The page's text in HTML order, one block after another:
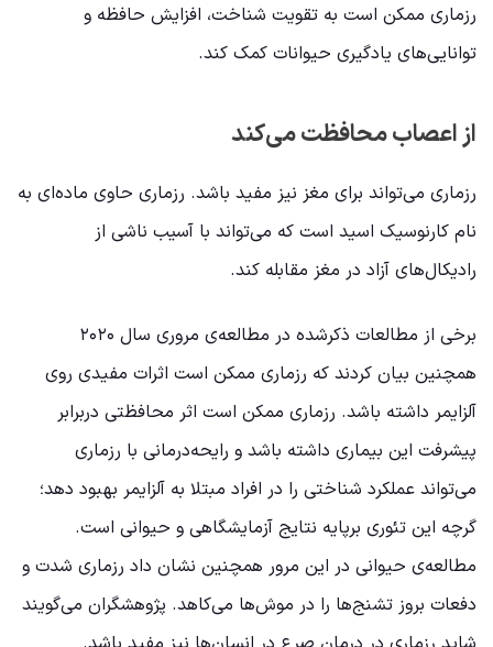
رزماری ممکن است به تقویت شناخت، افزایش حافظه و
توانایی‌های یادگیری حیوانات کمک کند.
از اعصاب محافظت می‌کند
رزماری می‌تواند برای مغز نیز مفید باشد. رزماری حاوی ماده‌ای به
نام کارنوسیک اسید است که می‌تواند با آسیب ناشی از
رادیکال‌های آزاد در مغز مقابله کند.
برخی از مطالعات ذکرشده در مطالعه‌ی مروری سال ۲۰۲۰
همچنین بیان کردند که رزماری ممکن است اثرات مفیدی روی
آلزایمر داشته باشد. رزماری ممکن است اثر محافظتی دربرابر
پیشرفت این بیماری داشته باشد و رایحه‌درمانی با رزماری
می‌تواند عملکرد شناختی را در افراد مبتلا به آلزایمر بهبود دهد؛
گرچه این تئوری برپایه نتایج آزمایشگاهی و حیوانی است.
مطالعه‌ی حیوانی در این مرور همچنین نشان داد رزماری شدت و
دفعات بروز تشنج‌ها را در موش‌ها می‌کاهد. پژوهشگران می‌گویند